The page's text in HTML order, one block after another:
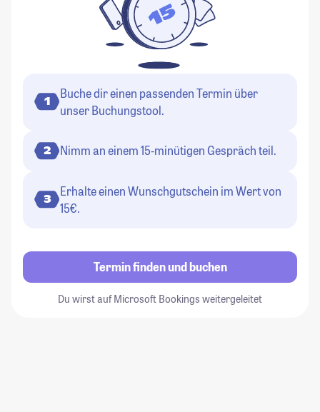
1
Buche dir einen passenden Termin über
unser Buchungstool.
2 Nimm an einem 15-minütigen Gespräch teil.
3
Erhalte einen Wunschgutschein im Wert von
15€.
Termin finden und buchen
Du wirst auf Microsoft Bookings weitergeleitet